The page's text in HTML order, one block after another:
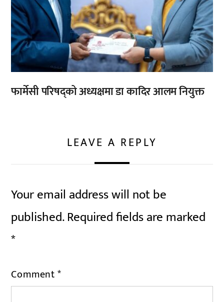
फार्मेसी परिषद्को अध्यक्षमा डा कादिर आलम नियुक्त
LEAVE A REPLY
Your email address will not be
published.Required fields are marked
*
Comment*